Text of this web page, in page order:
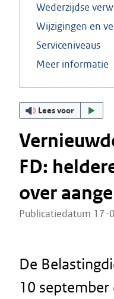
Wederzijdse
Wijzigingen en
Serviceniveaus
Meer informatie
Lees voor
FD:
over
Publicatiedatum 17-
De
10